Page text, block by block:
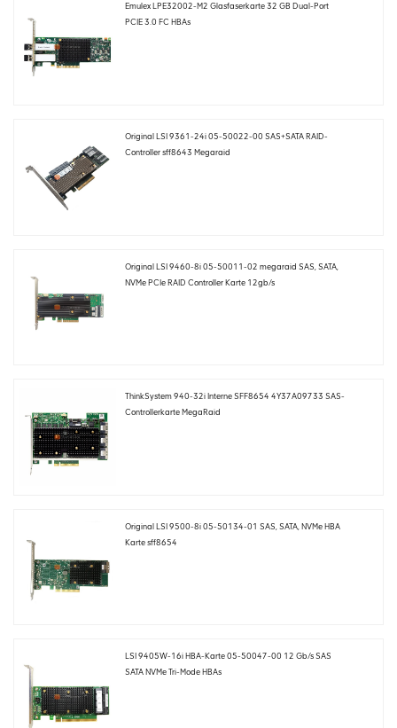
Emulex LPE32002-M2 Glasfaserkarte 32 GB Dual-Port
PCIE 3.0 FC HBAs
Original LSI 9361-24i 05-50022-00 SAS+SATA RAID-
Controller sff8643 Megaraid
Original LSI 9460-8i 05-50011-02 megaraid SAS, SATA,
NVMe PCIe RAID Controller Karte 12gb/s
ThinkSystem 940-32i Interne SFF8654 4Y37A09733 SAS-
Controllerkarte MegaRaid
Original LSI 9500-8i 05-50134-01 SAS, SATA, NVMe HBA
Karte sff8654
LSI 9405W-16i HBA-Karte 05-50047-00 12 Gb/s SAS
SATA NVMe Tri-Mode HBAs